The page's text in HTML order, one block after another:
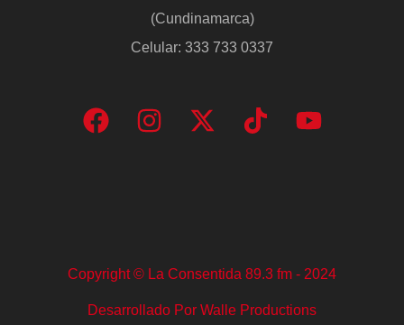
(Cundinamarca)
Celular: 333 733 0337
Copyright © La Consentida 89.3 fm - 2024
Desarrollado Por Walle Productions